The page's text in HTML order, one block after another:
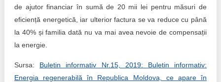
de ajutor financiar în sumă de 20 mii lei pentru măsuri de
eficiență energetică, iar ulterior factura se va reduce cu până
la 40% și familia dată nu va mai avea nevoie de compensații
la energie.
Sursa: Buletin informativ Nr.15, 2019: Buletin informativ:
Energia regenerabilă în Republica Moldova, ce apare în